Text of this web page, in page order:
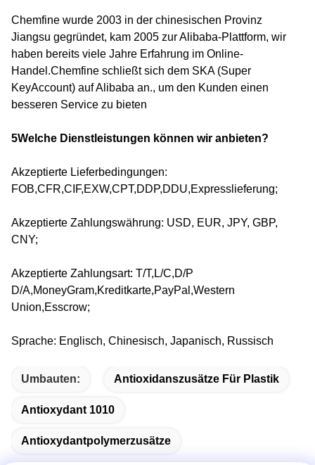
Chemfine wurde 2003 in der chinesischen Provinz
Jiangsu gegründet, kam 2005 zur Alibaba-Plattform, wir
haben bereits viele Jahre Erfahrung im Online-
Handel.Chemfine schließt sich dem SKA (Super
KeyAccount) auf Alibaba an., um den Kunden einen
besseren Service zu bieten
5Welche Dienstleistungen können wir anbieten?
Akzeptierte Lieferbedingungen:
FOB,CFR,CIF,EXW,CPT,DDP,DDU,Expresslieferung;
Akzeptierte Zahlungswährung: USD, EUR, JPY, GBP,
CNY;
Akzeptierte Zahlungsart: T/T,L/C,D/P
D/A,MoneyGram,Kreditkarte,PayPal,Western
Union,Esscrow;
Sprache: Englisch, Chinesisch, Japanisch, Russisch
Umbauten: Antioxidanszusätze Für Plastik
Antioxydant 1010
Antioxydantpolymerzusätze